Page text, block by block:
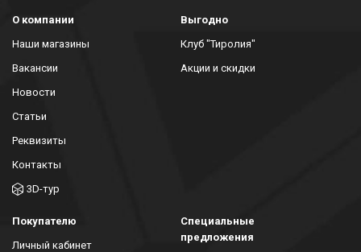
О компании
Наши магазины
Вакансии
Новости
Статьи
Реквизиты
Контакты
3D-тур
Выгодно
Клуб "Тиролия"
Акции и скидки
Покупателю
Личный кабинет
Специальные
предложения